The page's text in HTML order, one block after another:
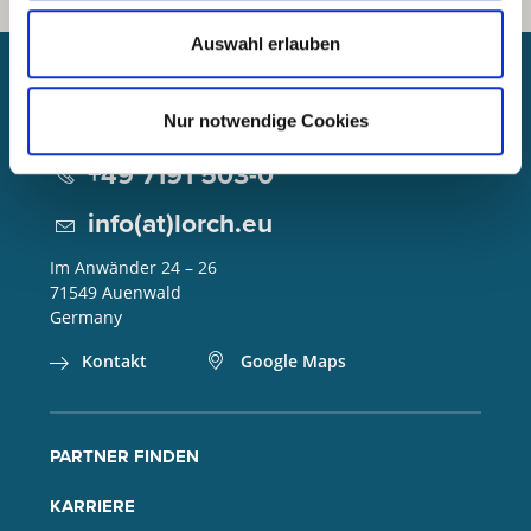
Auswahl erlauben
Nur notwendige Cookies
Lorch Schweißtechnik GmbH
+49 7191 503-0
info(at)lorch.eu
Im Anwänder 24 – 26
71549 Auenwald
Germany
Kontakt
Google Maps
PARTNER FINDEN
KARRIERE